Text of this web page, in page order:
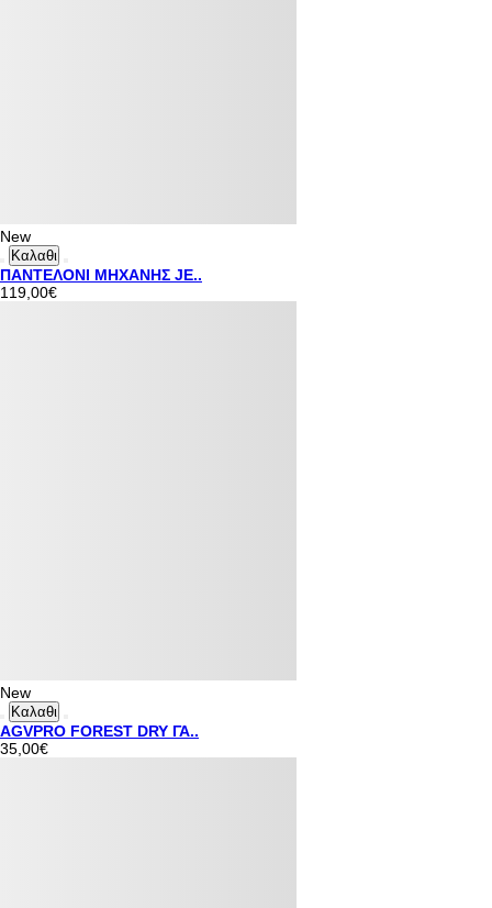
New
Καλαθι
ΠΑΝΤΕΛΟΝΙ ΜΗΧΑΝΗΣ JE..
119,00€
New
Καλαθι
AGVPRO FOREST DRY ΓΑ..
35,00€